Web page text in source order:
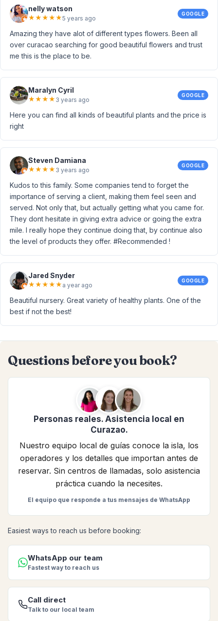
nelly watson
★★★★★5 years ago
GOOGLE
Amazing they have alot of different types flowers. Been all
over curacao searching for good beautiful flowers and trust
me this is the place to be.
Maralyn Cyril
★★★★ 3 years ago
GOOGLE
Here you can find all kinds of beautiful plants and the price is
right
Steven Damiana
★★★★ 3 years ago
GOOGLE
Kudos to this family. Some companies tend to forget the
importance of serving a client, making them feel seen and
served. Not only that, but actually getting what you came for.
They dont hesitate in giving extra advice or going the extra
mile. I really hope they continue doing that, by continue also
the level of products they offer. #Recommended !
Jared Snyder
★★★★★ a year ago
GOOGLE
Beautiful nursery. Great variety of healthy plants. One of the
best if not the best!
Questions before you book?
Personas reales. Asistencia local en
Curazao.
Nuestro equipo local de guías conoce la isla, los
operadores y los detalles que importan antes de
reservar. Sin centros de llamadas, solo asistencia
práctica cuando la necesites.
El equipo que responde a tus mensajes de WhatsApp
Easiest ways to reach us before booking:
WhatsApp our team
Fastest way to reach us
Call direct
Talk to our local team